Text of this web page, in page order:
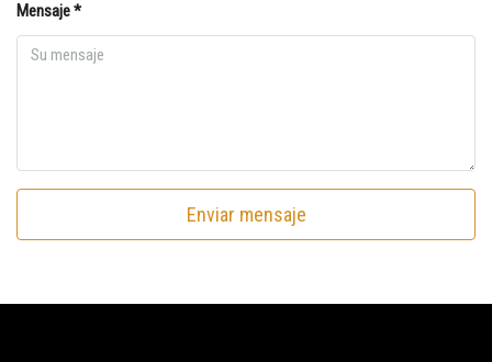
Mensaje *
Enviar mensaje